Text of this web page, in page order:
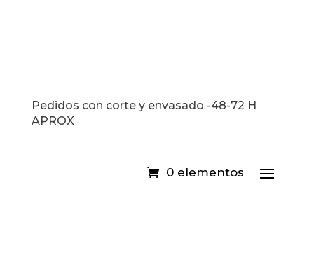
Pedidos con corte y envasado -48-72 H
APROX
0 elementos